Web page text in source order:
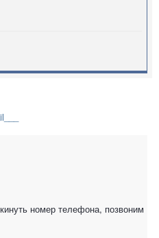
номер телефона, позвоним